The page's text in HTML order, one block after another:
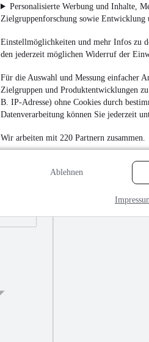
Personalisierte Werbung und Inhalte,
Zielgruppenforschung sowie Entwicklung
Einstellmöglichkeiten und mehr Infos zu
den jederzeit möglichen Widerruf der
Für die Auswahl und Messung einfacher
Zielgruppen und Produktentwicklungen
B. IP-Adresse) ohne Cookies durch
Datenverarbeitung können Sie jederzeit
Wir arbeiten mit 220 Partnern zusammen.
Ablehnen
¹MwSt. ausweisbar